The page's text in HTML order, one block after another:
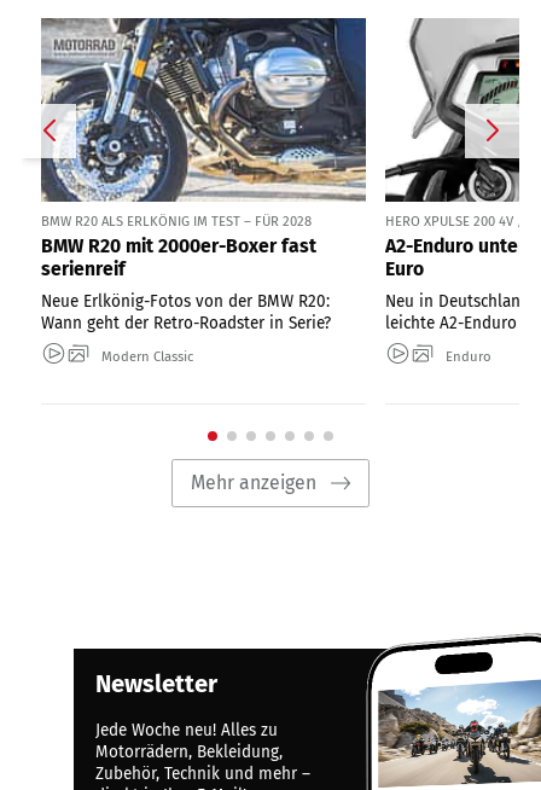
BMW R20 ALS ERLKÖNIG IM TEST – FÜR 2028
BMW R20 mit 2000er-Boxer fast
serienreif
Neue Erlkönig-Fotos von der BMW R20:
Wann geht der Retro-Roadster in Serie?
Modern Classic
HERO XPULSE 200 4V /
A2-Enduro unter
Euro
Neu in Deutschland:
leichte A2-Enduro
Enduro
Mehr anzeigen
Newsletter
Jede Woche neu! Alles zu
Motorrädern, Bekleidung,
Zubehör, Technik und mehr –